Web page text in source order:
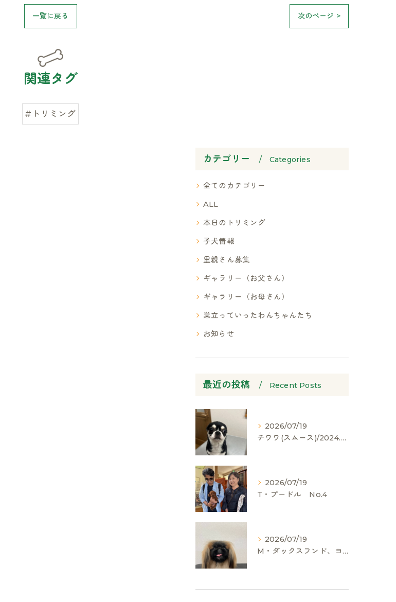
一覧に戻る 次のページ >
関連タグ
#トリミング
カテゴリー Categories
全てのカテゴリー
ALL
本日のトリミング
子犬情報
里親さん募集
ギャラリー（お父さん）
ギャラリー（お母さん）
巣立っていったわんちゃんたち
お知らせ
最近の投稿 Recent Posts
2026/07/19
チワワ(スムース)/2024.05.06/男の子/60,000(税別)
2026/07/19
T・プードル No.4
2026/07/19
M・ダックスフンド、ヨークシャーテリア、ペキニーズ、ポメラニアン
お気軽にお問い合わせください